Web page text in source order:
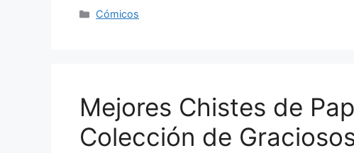
Categories
Cómicos
Mejores Chistes de
Colección de